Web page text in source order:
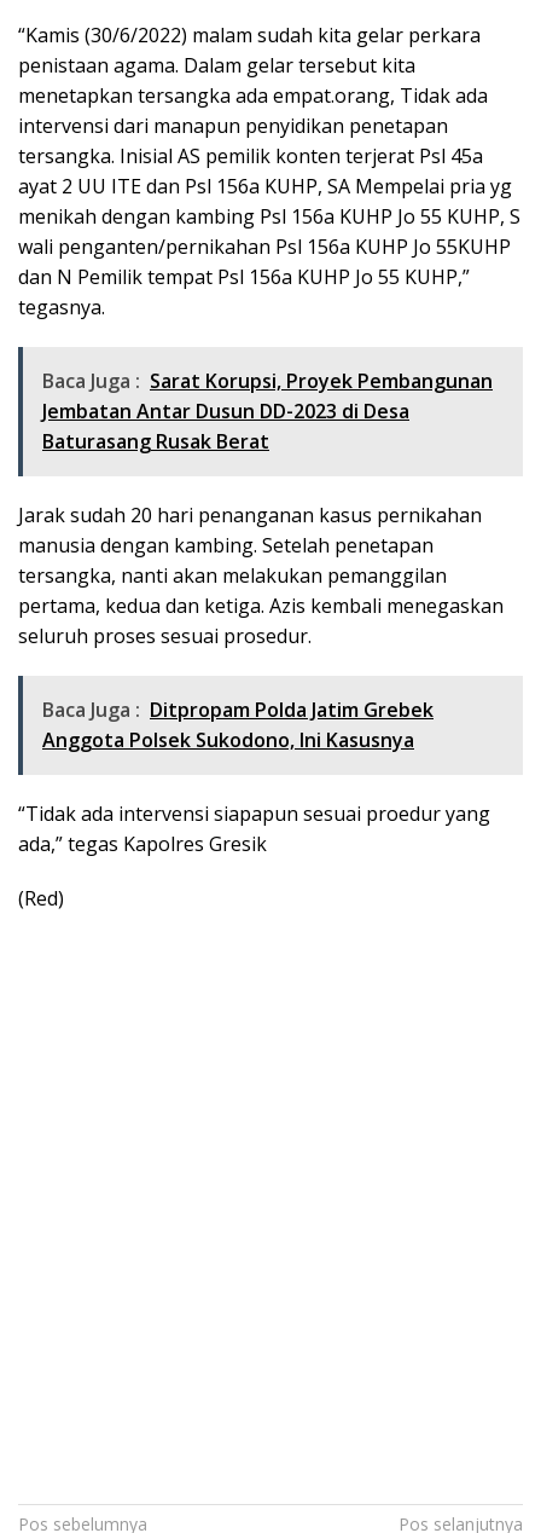
“Kamis (30/6/2022) malam sudah kita gelar perkara
penistaan agama. Dalam gelar tersebut kita
menetapkan tersangka ada empat.orang, Tidak ada
intervensi dari manapun penyidikan penetapan
tersangka. Inisial AS pemilik konten terjerat Psl 45a
ayat 2 UU ITE dan Psl 156a KUHP, SA Mempelai pria yg
menikah dengan kambing Psl 156a KUHP Jo 55 KUHP, S
wali penganten/pernikahan Psl 156a KUHP Jo 55KUHP
dan N Pemilik tempat Psl 156a KUHP Jo 55 KUHP,”
tegasnya.
Baca Juga : Sarat Korupsi, Proyek Pembangunan
Jembatan Antar Dusun DD-2023 di Desa
Baturasang Rusak Berat
Jarak sudah 20 hari penanganan kasus pernikahan
manusia dengan kambing. Setelah penetapan
tersangka, nanti akan melakukan pemanggilan
pertama, kedua dan ketiga. Azis kembali menegaskan
seluruh proses sesuai prosedur.
Baca Juga : Ditpropam Polda Jatim Grebek
Anggota Polsek Sukodono, Ini Kasusnya
“Tidak ada intervensi siapapun sesuai proedur yang
ada,” tegas Kapolres Gresik
(Red)
Navigasi
Pos sebelumnya Pos selanjutnya